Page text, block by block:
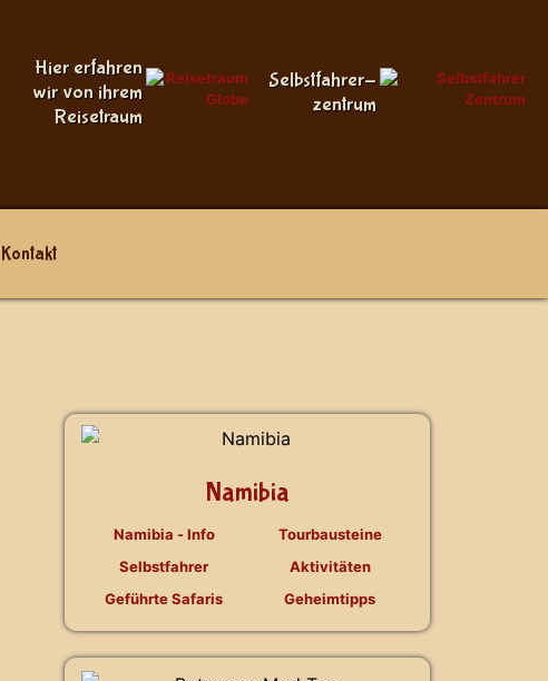
Hier erfahren
wir von ihrem
Reisetraum
Selbstfahrer-
zentrum
Kontakt
Namibia
Namibia - Info
Selbstfahrer
Geführte Safaris
Tourbausteine
Aktivitäten
Geheimtipps